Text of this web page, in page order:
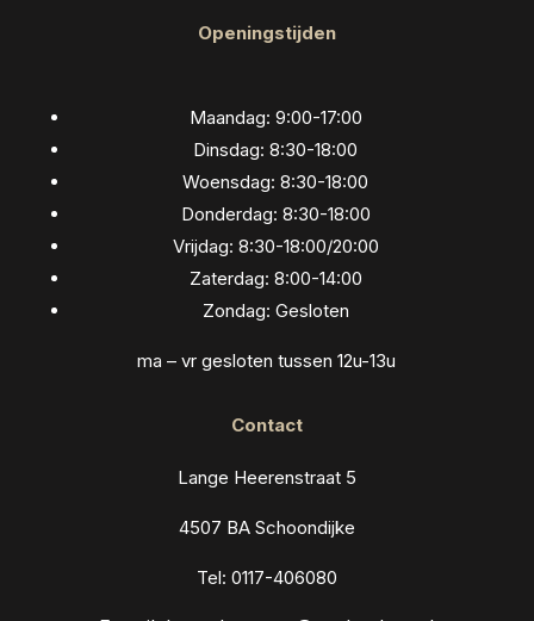
Openingstijden
Maandag: 9:00-17:00
Dinsdag: 8:30-18:00
Woensdag: 8:30-18:00
Donderdag: 8:30-18:00
Vrijdag: 8:30-18:00/20:00
Zaterdag: 8:00-14:00
Zondag: Gesloten
ma – vr gesloten tussen 12u-13u
Contact
Lange Heerenstraat 5
4507 BA Schoondijke
Tel: 0117-406080